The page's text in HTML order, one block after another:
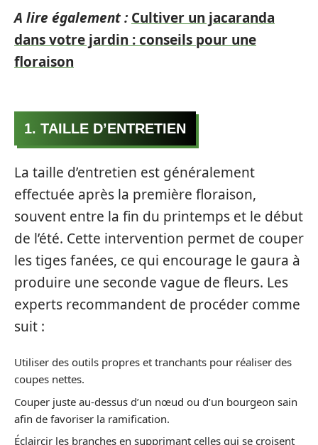
A lire également : Cultiver un jacaranda
dans votre jardin : conseils pour une
floraison
1. TAILLE D’ENTRETIEN
La taille d’entretien est généralement
effectuée après la première floraison,
souvent entre la fin du printemps et le début
de l’été. Cette intervention permet de couper
les tiges fanées, ce qui encourage le gaura à
produire une seconde vague de fleurs. Les
experts recommandent de procéder comme
suit :
Utiliser des outils propres et tranchants pour réaliser des
coupes nettes.
Couper juste au-dessus d’un nœud ou d’un bourgeon sain
afin de favoriser la ramification.
Éclaircir les branches en supprimant celles qui se croisent